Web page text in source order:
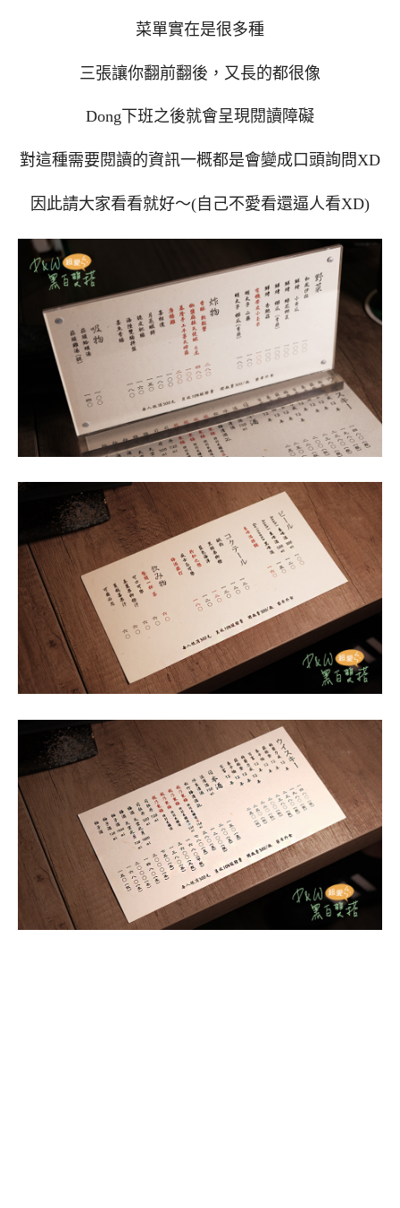
菜單實在是很多種
三張讓你翻前翻後，又長的都很像
Dong下班之後就會呈現閱讀障礙
對這種需要閱讀的資訊一概都是會變成口頭詢問XD
因此請大家看看就好～(自己不愛看還逼人看XD)